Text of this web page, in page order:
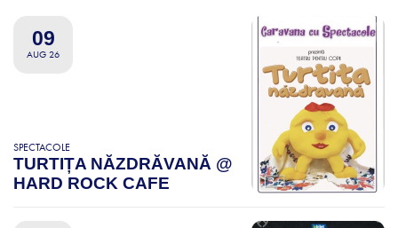
09
AUG 26
SPECTACOLE
TURTIȚA NĂZDRĂVANĂ @
HARD ROCK CAFE